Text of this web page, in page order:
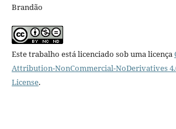
Brandão
Este trabalho está licenciado sob uma licença
Attribution-NonCommercial-NoDerivatives
License.